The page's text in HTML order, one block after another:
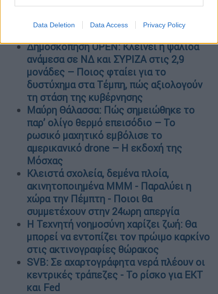
Data Deletion Data Access Privacy Policy
οι σιδηροδρομικές γραμμές -
Καθιζήσεις, χαλασμένα κλειδιά, μπλακ
Δημοσκόπηση OPEN: Κλείνει η ψαλίδα
ανάμεσα σε ΝΔ και ΣΥΡΙΖΑ στις 2,9
μονάδες – Ποιος φταίει για το
δυστύχημα στα Τέμπη, πώς αξιολογούν
τη στάση της κυβέρνησης
Μαύρη Θάλασσα: Πώς σημειώθηκε το
παρ’ ολίγο θερμό επεισόδιο – Το
ρωσικό μαχητικό εμβόλισε το
αμερικανικό drone – Η εκδοχή της
Μόσχας
Κλειστά σχολεία, δεμένα πλοία,
ακινητοποιημένα ΜΜΜ - Παραλύει η
χώρα την Πέμπτη - Ποιοι θα
συμμετέχουν στην 24ωρη απεργία
Η Τεχνητή νοημοσύνη χαρίζει ζωή: Θα
μπορεί να εντοπίζει τον πρώιμο καρκίνο
στις ακτινογραφίες θώρακος
SVB: Σε αχαρτογράφητα νερά πλέουν οι
κεντρικές τράπεζες - Το ρίσκο για ΕΚΤ
και Fed